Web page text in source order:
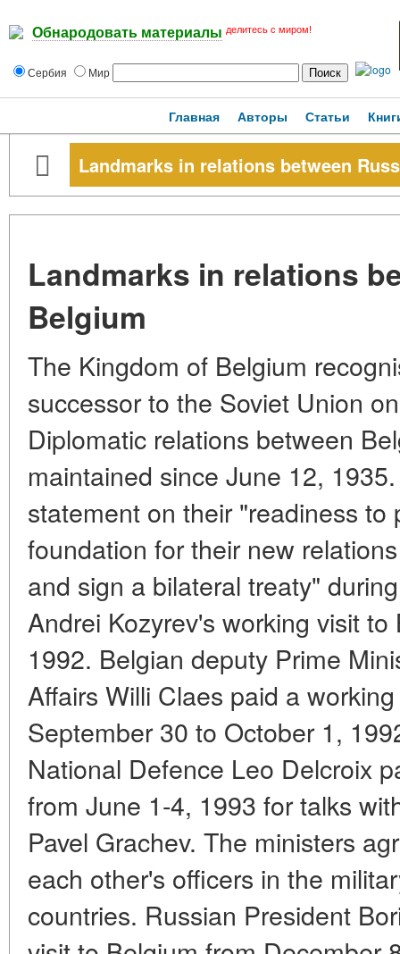
Обнародовать материалы делитесь с миром!
Сербия Мир
Главная Авторы Статьи
Landmarks in relations between
Landmarks in relations
Belgium
The Kingdom of Belgium
successor to the Soviet Union
Diplomatic relations between
maintained since June 12,
statement on their "readiness to
foundation for their new
and sign a bilateral treaty"
Andrei Kozyrev's working visit
1992. Belgian deputy Prime
Affairs Willi Claes paid a
September 30 to October 1,
National Defence Leo Delcroix
from June 1-4, 1993 for talks
Pavel Grachev. The ministers
each other's officers in the
countries. Russian President